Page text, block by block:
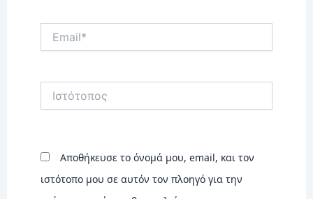
Αποθήκευσε το όνομά μου, email, και τον
ιστότοπο μου σε αυτόν τον πλοηγό για την